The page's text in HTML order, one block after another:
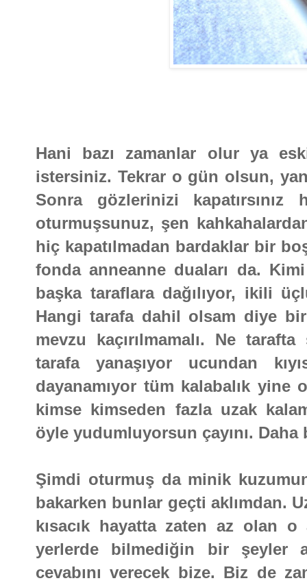
Hani bazı zamanlar olur ya
istersiniz. Tekrar o gün olsun,
Sonra gözlerinizi
oturmuşsunuz, şen
hiç kapatılmadan bardaklar bir
fonda anneanne duaları da.
başka taraflara dağılıyor, ikili
Hangi tarafa dahil olsam diye
mevzu kaçırılmamalı. Ne
tarafa yanaşıyor ucundan
dayanamıyor tüm kalabalık yine
kimse kimseden fazla uzak
öyle yudumluyorsun çayını.
Şimdi oturmuş da minik
bakarken bunlar geçti aklımdan.
kısacık hayatta zaten az olan
yerlerde bilmediğin bir şeyler
cevabını verecek bize. Biz de